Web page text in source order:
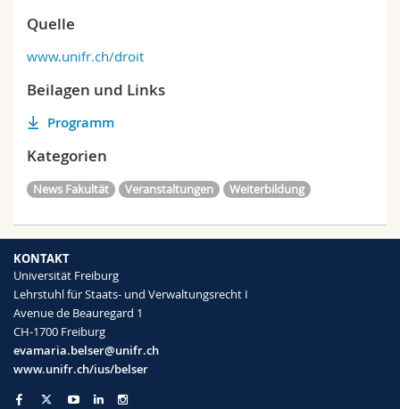
Quelle
www.unifr.ch/droit
Beilagen und Links
Programm
Kategorien
News Fakultät Veranstaltungen Weiterbildung
KONTAKT
Universität Freiburg
Lehrstuhl für Staats- und Verwaltungsrecht I
Avenue de Beauregard 1
CH-1700 Freiburg
evamaria.belser@unifr.ch
www.unifr.ch/ius/belser